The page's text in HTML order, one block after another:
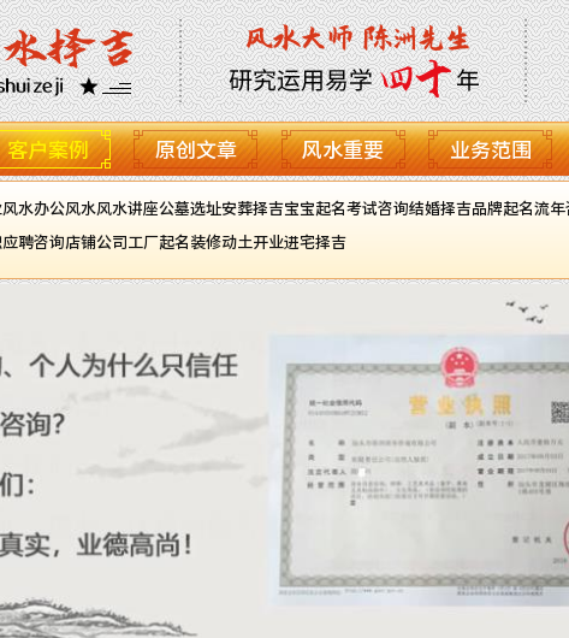
客户案例 原创文章 风水重要 业务范围
水办公风水风水讲座公墓选址安葬择吉宝宝起名考试咨询结婚择吉品牌起名流年
聘咨询店铺公司工厂起名装修动土开业进宅择吉